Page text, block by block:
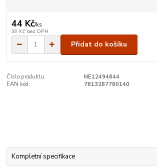
44 Kč/ks
39 Kč bez DPH
Přidat do košíku
Číslo produktu:
NE12494644
EAN kód:
7613287780140
Kompletní specifikace